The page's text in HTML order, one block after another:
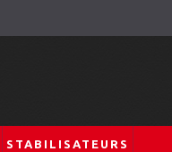
STABILISATEURS